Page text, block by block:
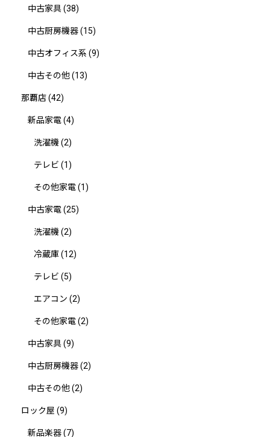
中古家具(38)
中古厨房機器(15)
中古オフィス系 (9)
中古その他(13)
那覇店(42)
新品家電(4)
洗濯機 (2)
テレビ (1)
その他家電(1)
中古家電(25)
洗濯機 (2)
冷蔵庫(12)
テレビ (5)
エアコン (2)
その他家電(2)
中古家具(9)
中古厨房機器(2)
中古その他(2)
ロック屋 (9)
新品楽器(7)